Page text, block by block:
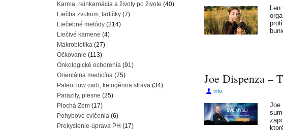
Joe Dispenza –
info
Joe
Karma, reinkarnácia a životy po živote (40)
Liečba zvukom, ladičky (7)
Liečebné metódy (214)
Liečivé kamene (4)
Makrobiotika (27)
Očkovanie (113)
Onkologické ochorenia (91)
Orientálna medicína (75)
Paleo, low carb, ketogénna strava (34)
Parazity, plesne (25)
Plochá Zem (17)
Pohybové cvičenia (6)
Prekyslenie-úprava PH (17)